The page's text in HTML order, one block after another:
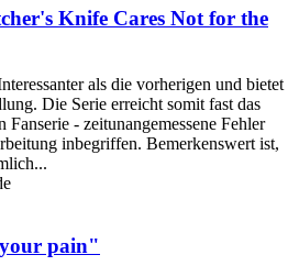
Knife Cares Not for the
als die vorherigen und bietet
Die Serie erreicht somit fast das
- zeitunangemessene Fehler
inbegriffen. Bemerkenswert ist,
pain"